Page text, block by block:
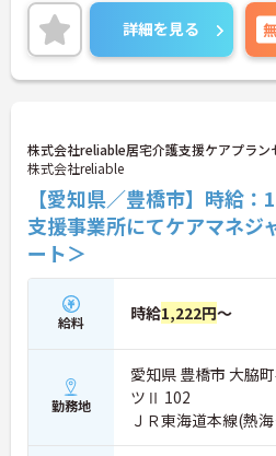
分と通勤しやすい環境です。
新病棟は二川本陣の並びに面してお
ない様な日本家屋を意識した建物も
ご興味のある方はお気軽にお問い合
詳細を見る
株式会社reliable居宅介護支援ケアプラン
株式会社reliable
【愛知県／豊橋市】時給
支援事業所にてケアマネ
ート＞
給料 時給1,222円～
勤務地
愛知県 豊橋市 大脇
ツⅡ 102
ＪＲ東海道本線(熱
ス・車5分